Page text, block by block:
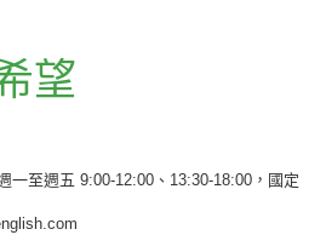
望
一至週五 9:00-12:00、13:30-18:00，國定